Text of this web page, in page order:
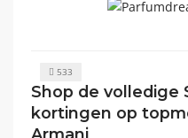
533
Shop de volledige
kortingen op
Armani